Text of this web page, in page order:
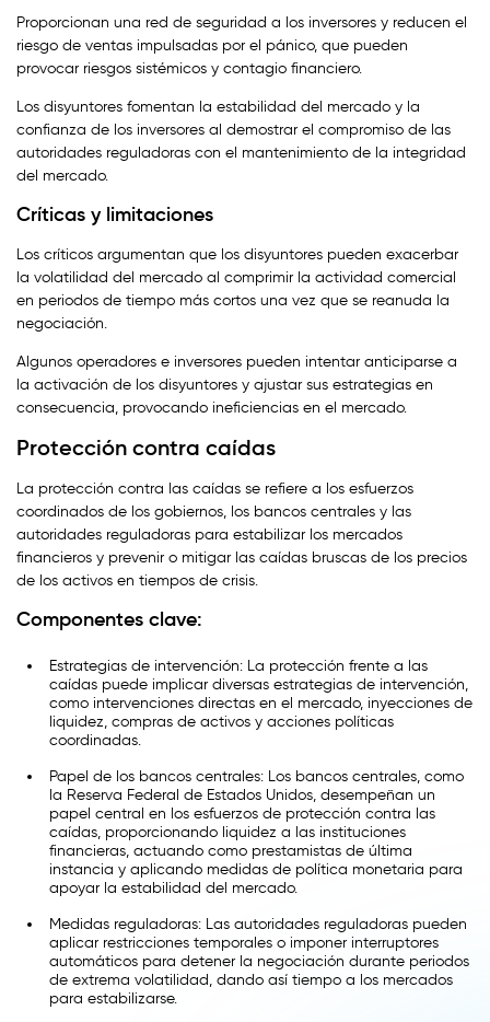
Proporcionan una red de seguridad a los inversores y reducen el
riesgo de ventas impulsadas por el pánico, que pueden
provocar riesgos sistémicos y contagio financiero.
Los disyuntores fomentan la estabilidad del mercado y la
confianza de los inversores al demostrar el compromiso de las
autoridades reguladoras con el mantenimiento de la integridad
del mercado.
Críticas y limitaciones
Los críticos argumentan que los disyuntores pueden exacerbar
la volatilidad del mercado al comprimir la actividad comercial
en periodos de tiempo más cortos una vez que se reanuda la
negociación.
Algunos operadores e inversores pueden intentar anticiparse a
la activación de los disyuntores y ajustar sus estrategias en
consecuencia, provocando ineficiencias en el mercado.
Protección contra caídas
La protección contra las caídas se refiere a los esfuerzos
coordinados de los gobiernos, los bancos centrales y las
autoridades reguladoras para estabilizar los mercados
financieros y prevenir o mitigar las caídas bruscas de los precios
de los activos en tiempos de crisis.
Componentes clave:
Estrategias de intervención: La protección frente a las
caídas puede implicar diversas estrategias de intervención,
como intervenciones directas en el mercado, inyecciones de
liquidez, compras de activos y acciones políticas
coordinadas.
Papel de los bancos centrales: Los bancos centrales, como
la Reserva Federal de Estados Unidos, desempeñan un
papel central en los esfuerzos de protección contra las
caídas, proporcionando liquidez a las instituciones
financieras, actuando como prestamistas de última
instancia y aplicando medidas de política monetaria para
apoyar la estabilidad del mercado.
Medidas reguladoras: Las autoridades reguladoras pueden
aplicar restricciones temporales o imponer interruptores
automáticos para detener la negociación durante periodos
de extrema volatilidad, dando así tiempo a los mercados
para estabilizarse.